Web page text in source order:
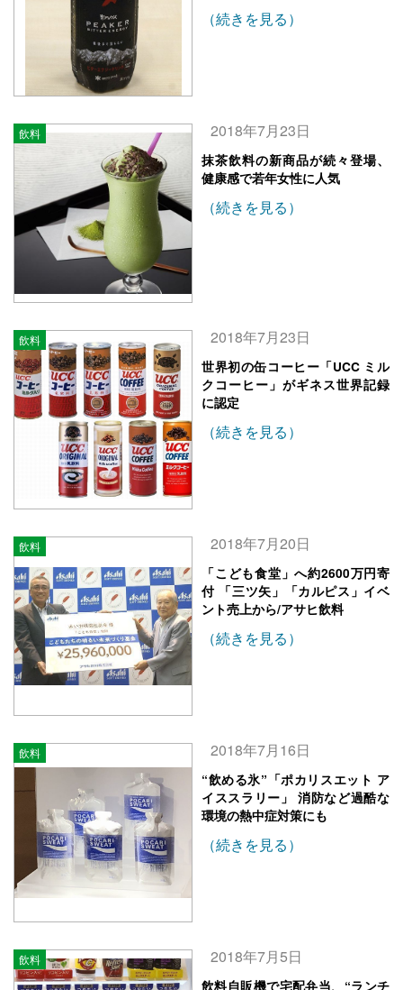
（続きを見る）
飲料 2018年7月23日
抹茶飲料の新商品が続々登場、
健康感で若年女性に人気
（続きを見る）
飲料 2018年7月23日
世界初の缶コーヒー「UCC ミル
クコーヒー」がギネス世界記録
に認定
（続きを見る）
飲料 2018年7月20日
「こども食堂」へ約2600万円寄
付 「三ツ矢」「カルピス」イベ
ント売上から/アサヒ飲料
（続きを見る）
飲料 2018年7月16日
“飲める氷”「ポカリスエット ア
イススラリー」 消防など過酷な
環境の熱中症対策にも
（続きを見る）
飲料 2018年7月5日
飲料自販機で宅配弁当、“ランチ